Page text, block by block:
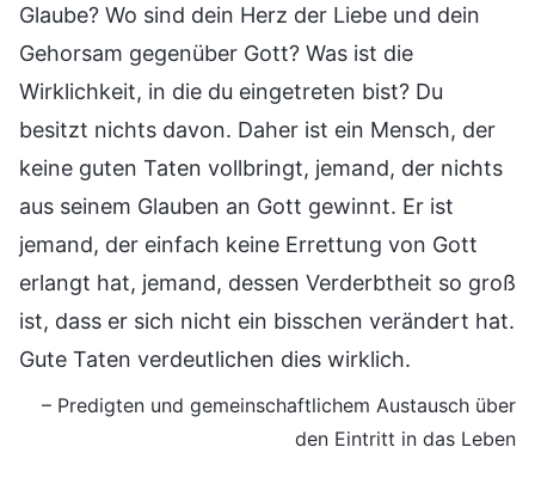
Glaube? Wo sind dein Herz der Liebe und dein
Gehorsam gegenüber Gott? Was ist die
Wirklichkeit, in die du eingetreten bist? Du
besitzt nichts davon. Daher ist ein Mensch, der
keine guten Taten vollbringt, jemand, der nichts
aus seinem Glauben an Gott gewinnt. Er ist
jemand, der einfach keine Errettung von Gott
erlangt hat, jemand, dessen Verderbtheit so groß
ist, dass er sich nicht ein bisschen verändert hat.
Gute Taten verdeutlichen dies wirklich.
– Predigten und gemeinschaftlichem Austausch über
den Eintritt in das Leben